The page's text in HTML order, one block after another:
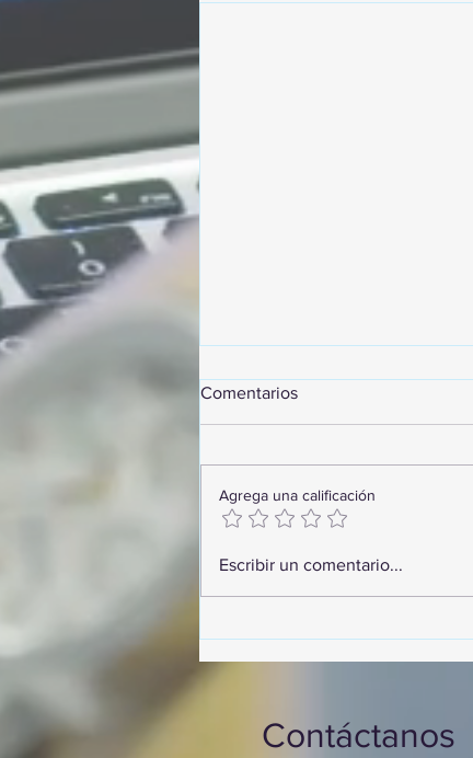
¡Arte, Vino y las Mejores
Comentarios
Agrega una calificación
Escribir un comentario...
Contáctanos